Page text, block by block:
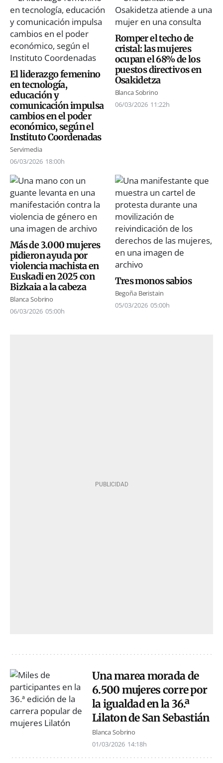
El liderazgo femenino
en tecnología,
educación y
comunicación impulsa
cambios en el poder
económico, según el
Instituto Coordenadas
Servimedia
06/03/2026 18:00h
Romper el techo de
cristal: las mujeres
ocupan el 68% de los
puestos directivos en
Osakidetza
Blanca Sobrino
06/03/2026 11:22h
Más de 3.000 mujeres
pidieron ayuda por
violencia machista en
Euskadi en 2025 con
Bizkaia a la cabeza
Blanca Sobrino
06/03/2026 05:00h
Tres monos sabios
Begoña Beristain
05/03/2026 05:00h
Una marea morada de
6.500 mujeres corre por
la igualdad en la 36.ª
Lilaton de San Sebastián
Blanca Sobrino
01/03/2026 14:18h